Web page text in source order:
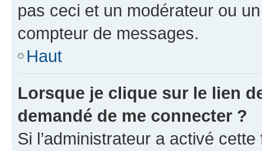
pas ceci et un modérateur ou
compteur de messages.
Haut
Lorsque je clique sur le lien
demandé de me connecter ?
Si l’administrateur a activé